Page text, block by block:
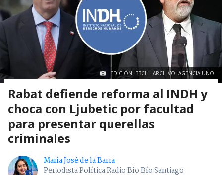
EDICIÓN: BBCL | ARCHIVO: AGENCIA UNO
Rabat defiende reforma al INDH y
choca con Ljubetic por facultad
para presentar querellas
criminales
María José de la Barra
Periodista Política Radio Bío Bío Santiago